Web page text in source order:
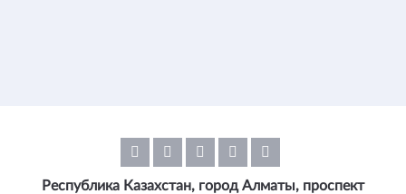
Республика Казахстан, город Алматы, проспект